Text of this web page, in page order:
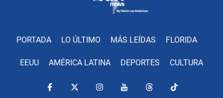
PORTADA LO ÚLTIMO MÁS LEÍDAS FLORIDA
EEUU AMÉRICA LATINA DEPORTES CULTURA